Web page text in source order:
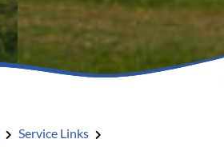
Service Links